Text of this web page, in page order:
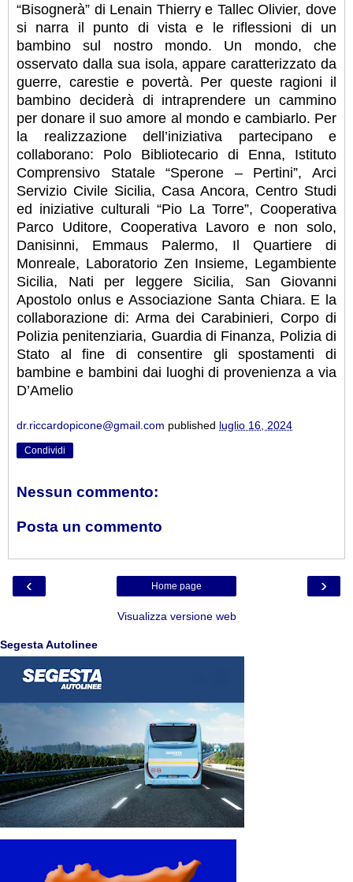
“Bisognerà” di Lenain Thierry e Tallec Olivier, dove
si narra il punto di vista e le riflessioni di un
bambino sul nostro mondo. Un mondo, che
osservato dalla sua isola, appare caratterizzato da
guerre, carestie e povertà. Per queste ragioni il
bambino deciderà di intraprendere un cammino
per donare il suo amore al mondo e cambiarlo. Per
la realizzazione dell’iniziativa partecipano e
collaborano: Polo Bibliotecario di Enna, Istituto
Comprensivo Statale “Sperone – Pertini”, Arci
Servizio Civile Sicilia, Casa Ancora, Centro Studi
ed iniziative culturali “Pio La Torre”, Cooperativa
Parco Uditore, Cooperativa Lavoro e non solo,
Danisinni, Emmaus Palermo, Il Quartiere di
Monreale, Laboratorio Zen Insieme, Legambiente
Sicilia, Nati per leggere Sicilia, San Giovanni
Apostolo onlus e Associazione Santa Chiara. E la
collaborazione di: Arma dei Carabinieri, Corpo di
Polizia penitenziaria, Guardia di Finanza, Polizia di
Stato al fine di consentire gli spostamenti di
bambine e bambini dai luoghi di provenienza a via
D’Amelio
dr.riccardopicone@gmail.com published luglio 16, 2024
Condividi
Nessun commento:
Posta un commento
‹ ›
Home page
Visualizza versione web
Segesta Autolinee